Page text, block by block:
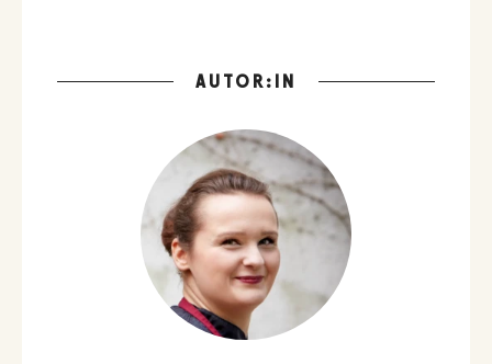
AUTOR:IN